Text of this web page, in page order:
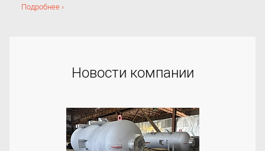
Подробнее ›
Новости компании